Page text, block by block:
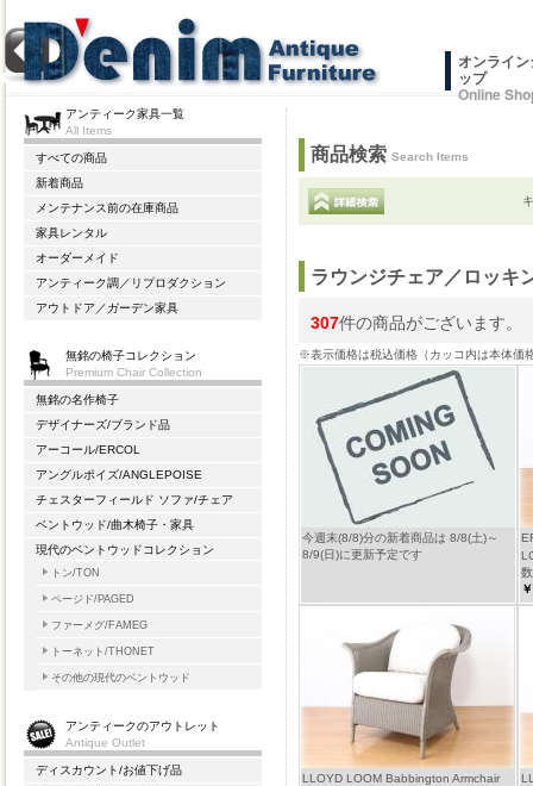
オンライ
ップ
Online
アンティーク家具一覧
All Items
すべての商品
新着商品
メンテナンス前の在庫商品
家具レンタル
オーダーメイド
アンティーク調／リプロダクション
アウトドア／ガーデン家具
無銘の椅子コレクション
Premium Chair Collection
無銘の名作椅子
デザイナーズ/ブランド品
アーコール/ERCOL
アングルポイズ/ANGLEPOISE
チェスターフィールド ソファ/チェア
ベントウッド/曲木椅子・家具
現代のベントウッドコレクション
トン/TON
ページド/PAGED
ファーメグ/FAMEG
トーネット/THONET
その他の現代のベントウッド
アンティークのアウトレット
Antique Outlet
ディスカウント/お値下げ品
商品検索 Search Items
ラウンジチェア／ロッキ
307件の商品がございます。
※表示価格は税込価格（カッコ内は本体価
今週末(8/8)分の新着商品は 8/8(土)～
8/9(日)に更新予定です
LLOYD LOOM Babbington Armchair